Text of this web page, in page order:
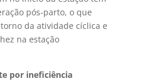
pós-parto, o que
da atividade cíclica e
na estação
por ineficiência